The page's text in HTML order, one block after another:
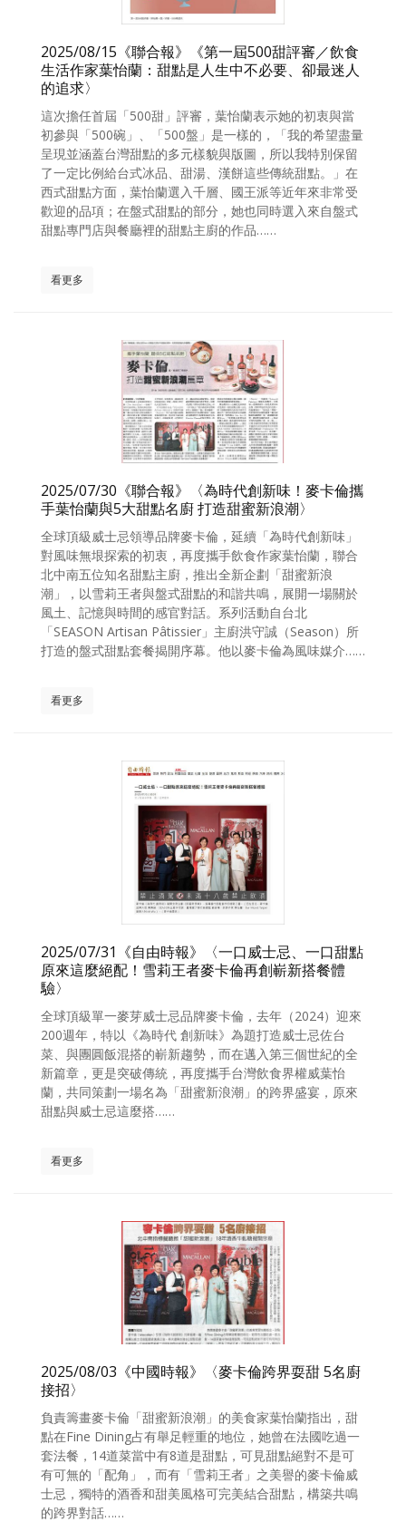
2025/08/15《聯合報》《第一屆500甜評審／飲食
生活作家葉怡蘭：甜點是人生中不必要、卻最迷人
的追求〉
這次擔任首屆「500甜」評審，葉怡蘭表示她的初衷與當
初參與「500碗」、「500盤」是一樣的，「我的希望盡量
呈現並涵蓋台灣甜點的多元樣貌與版圖，所以我特別保留
了一定比例給台式冰品、甜湯、漢餅這些傳統甜點。」在
西式甜點方面，葉怡蘭選入千層、國王派等近年來非常受
歡迎的品項；在盤式甜點的部分，她也同時選入來自盤式
甜點專門店與餐廳裡的甜點主廚的作品……
看更多
2025/07/30《聯合報》〈為時代創新味！麥卡倫攜
手葉怡蘭與5大甜點名廚 打造甜蜜新浪潮〉
全球頂級威士忌領導品牌麥卡倫，延續「為時代創新味」
對風味無垠探索的初衷，再度攜手飲食作家葉怡蘭，聯合
北中南五位知名甜點主廚，推出全新企劃「甜蜜新浪
潮」，以雪莉王者與盤式甜點的和諧共鳴，展開一場關於
風土、記憶與時間的感官對話。系列活動自台北
「SEASON Artisan Pâtissier」主廚洪守誠（Season）所
打造的盤式甜點套餐揭開序幕。他以麥卡倫為風味媒介……
看更多
2025/07/31《自由時報》〈一口威士忌、一口甜點
原來這麼絕配！雪莉王者麥卡倫再創嶄新搭餐體
驗〉
全球頂級單一麥芽威士忌品牌麥卡倫，去年（2024）迎來
200週年，特以《為時代 創新味》為題打造威士忌佐台
菜、與團圓飯混搭的嶄新趨勢，而在邁入第三個世紀的全
新篇章，更是突破傳統，再度攜手台灣飲食界權威葉怡
蘭，共同策劃一場名為「甜蜜新浪潮」的跨界盛宴，原來
甜點與威士忌這麼搭……
看更多
2025/08/03《中國時報》〈麥卡倫跨界耍甜 5名廚
接招〉
負責籌畫麥卡倫「甜蜜新浪潮」的美食家葉怡蘭指出，甜
點在Fine Dining占有舉足輕重的地位，她曾在法國吃過一
套法餐，14道菜當中有8道是甜點，可見甜點絕對不是可
有可無的「配角」，而有「雪莉王者」之美譽的麥卡倫威
士忌，獨特的酒香和甜美風格可完美結合甜點，構築共鳴
的跨界對話……